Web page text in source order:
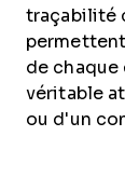
traçabilité
de
véritable
ou d'un